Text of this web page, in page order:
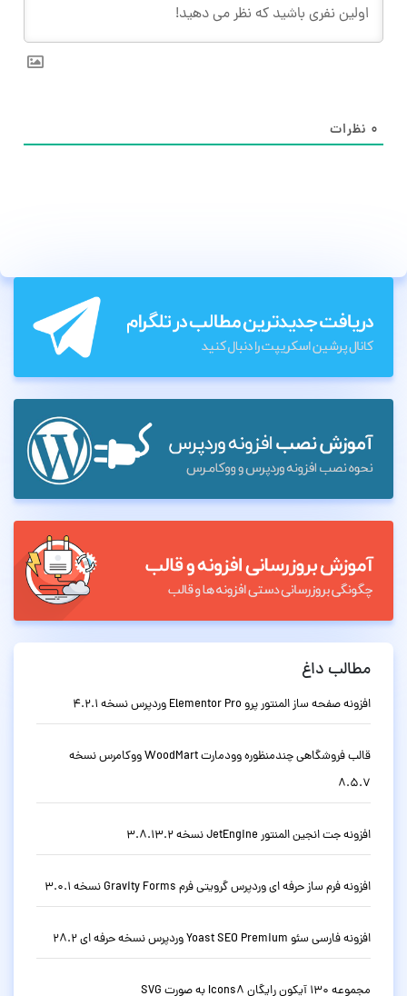
۰ نظرات
مطالب داغ
افزونه صفحه ساز المنتور پرو Elementor Pro وردپرس نسخه 4.2.1
قالب فروشگاهی چندمنظوره وودمارت WoodMart ووکامرس نسخه
8.5.7
افزونه جت انجین المنتور JetEngine نسخه 3.8.13.2
افزونه فرم ساز حرفه ای وردپرس گرویتی فرم Gravity Forms نسخه 3.0.1
افزونه فارسی سئو Yoast SEO Premium وردپرس نسخه حرفه ای 28.2
مجموعه 130 آیکون رایگان Icons8 به صورت SVG